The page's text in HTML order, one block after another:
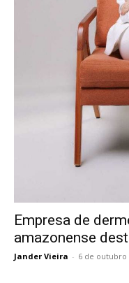
Empresa de
amazonense
Jander Vieira - 6 de outubro